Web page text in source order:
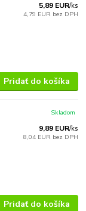
5,89 EUR/ks
4,79 EUR bez DPH
Pridať do košíka
9,89 EUR/ks
8,04 EUR bez DPH
Skladom
Pridať do košíka